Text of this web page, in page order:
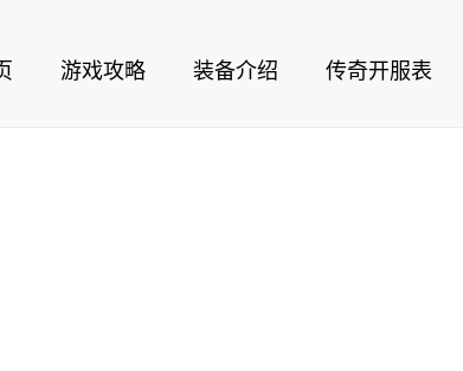
游戏攻略 装备介绍 传奇开服表